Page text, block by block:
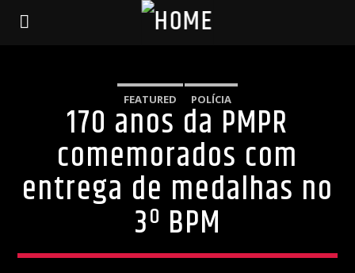
FEATURED POLÍCIA
170 anos da PMPR
comemorados com
entrega de medalhas no
3º BPM